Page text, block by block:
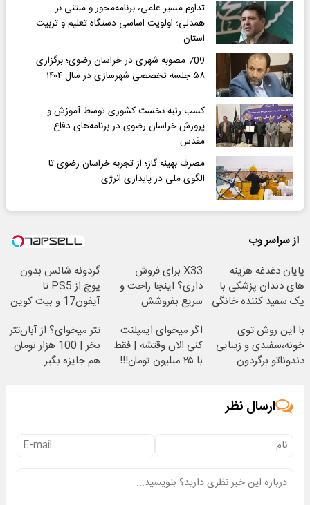
تداوم مسیر علمی، برنامه‌محور و مبتنی بر
همدلی؛ اولویت اساسی دستگاه تعلیم و تربیت
استان
709 مصوبه شهری در خراسان رضوی؛ برگزاری
۵۸ جلسه تخصصی شهرسازی در سال ۱۴۰۴
کسب رتبه نخست کشوری توسط آموزش و
پرورش خراسان رضوی در برنامه‌های دفاع
مقدس
مصرف بهینه گاز؛ از تجربه خراسان رضوی تا
الگوی ملی در پایداری انرژی
از سراسر وب
پایان دغدغه هزینه
های دندان پزشکی با
پک سفید کننده خانگی
X33 برای فروش
داری؟ اینجا راحت و
سریع بفروشش
گردونه شانس بدون
پوچ از PS5 تا
آیفون17 و بیت کوین
با این روش توی
خونه،سفیدی و زیبایی
دندوناتو برگردون
اگر میخوای ایمپلنت
کنی الان وقتشه | فقط
با ۲۵ میلیون تومان!!!
تتر میخوای؟ از آبان‌تتر
بخر | 100 هزار تومان
هم جایزه بگیر
ارسال نظر